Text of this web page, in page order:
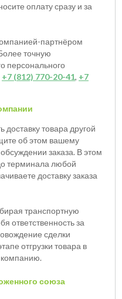
оплату сразу и за
партнёром
точную
персонального
+7 (812) 770-20-41, +7
товара другой
об этом вашему
заказа. В этом
терминала любой
доставку заказа
транспортную
ответственность за
сделки
отгрузки товара в
союза